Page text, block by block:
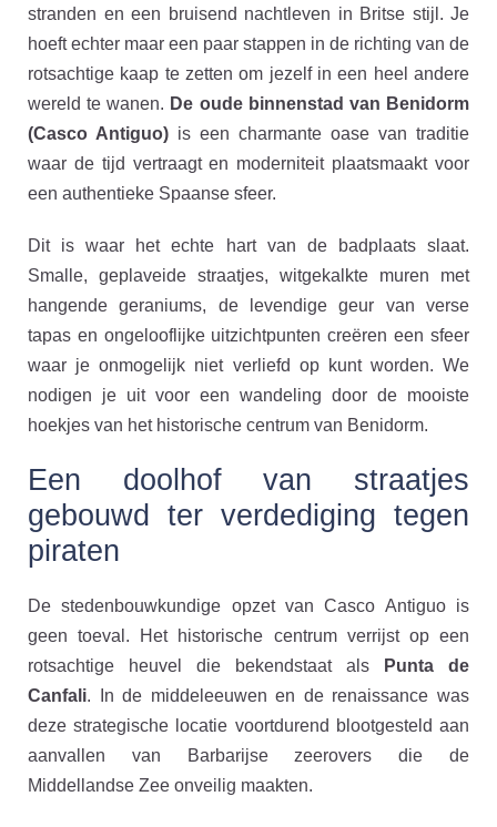
stranden en een bruisend nachtleven in Britse stijl. Je
hoeft echter maar een paar stappen in de richting van de
rotsachtige kaap te zetten om jezelf in een heel andere
wereld te wanen. De oude binnenstad van Benidorm
(Casco Antiguo) is een charmante oase van traditie
waar de tijd vertraagt en moderniteit plaatsmaakt voor
een authentieke Spaanse sfeer.
Dit is waar het echte hart van de badplaats slaat.
Smalle, geplaveide straatjes, witgekalkte muren met
hangende geraniums, de levendige geur van verse
tapas en ongelooflijke uitzichtpunten creëren een sfeer
waar je onmogelijk niet verliefd op kunt worden. We
nodigen je uit voor een wandeling door de mooiste
hoekjes van het historische centrum van Benidorm.
Een doolhof van straatjes
gebouwd ter verdediging tegen
piraten
De stedenbouwkundige opzet van Casco Antiguo is
geen toeval. Het historische centrum verrijst op een
rotsachtige heuvel die bekendstaat als
Punta de
Canfali. In de middeleeuwen en de renaissance was
deze strategische locatie voortdurend blootgesteld aan
aanvallen van Barbarijse zeerovers die de
Middellandse Zee onveilig maakten.